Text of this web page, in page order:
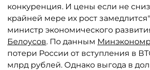
конкуренция. И цены если не
крайней мере их рост
министр экономического
Белоусов. По данным
потери России от вступления в
млрд рублей. Однако выгода в